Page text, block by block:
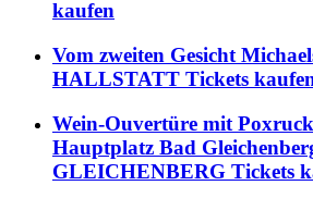
kaufen
Vom zweiten Gesicht
HALLSTATT Tickets
Wein-Ouvertüre mit
Hauptplatz Bad
GLEICHENBERG Tickets